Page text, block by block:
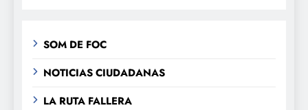
SOM DE FOC
NOTICIAS CIUDADANAS
LA RUTA FALLERA